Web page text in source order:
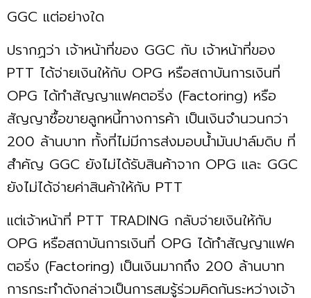
GGC แต่อย่างใด
ปรากฏว่า เจ้าหน้าที่ของ GGC กับ เจ้าหน้าที่ของ
PTT ได้จ่ายเงินให้กับ OPG หรือสถาบันการเงินที่
OPG ได้ทำสัญญาแฟคตอริ่ง (Factoring) หรือ
สัญญาซื้อขายลูกหนี้ทางการค้า เป็นเงินจำนวนกว่า
200 ล้านบาท ทั้งที่ไม่มีการส่งมอบน้ำมันปาล์มดิบ ที่
สำคัญ GGC ยังไม่ได้รับสินค้าจาก OPG และ GGC
ยังไม่ได้จ่ายค่าสินค้าให้กับ PTT
แต่เจ้าหน้าที่ PTT TRADING กลับจ่ายเงินให้กับ
OPG หรือสถาบันการเงินที่ OPG ได้ทำสัญญาแฟค
ตอริ่ง (Factoring) เป็นเงินมากถึง 200 ล้านบาท
การกระทำดังกล่าวเป็นการสมรู้ร่วมคิดกันระหว่างเจ้า